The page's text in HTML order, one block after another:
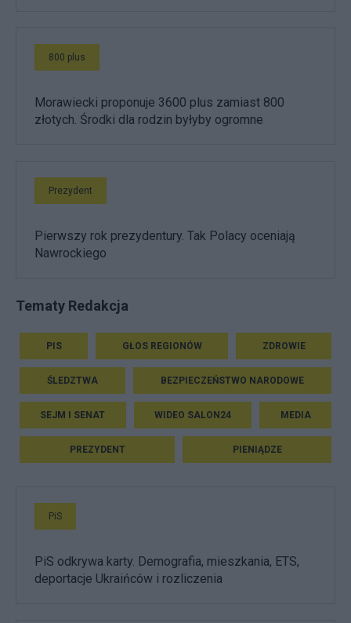
800 plus
Morawiecki proponuje 3600 plus zamiast 800
złotych. Środki dla rodzin byłyby ogromne
Prezydent
Pierwszy rok prezydentury. Tak Polacy oceniają
Nawrockiego
Tematy Redakcja
PIS GŁOS REGIONÓW ZDROWIE
ŚLEDZTWA BEZPIECZEŃSTWO NARODOWE
SEJM I SENAT WIDEO SALON24 MEDIA
PREZYDENT PIENIĄDZE
PiS
PiS odkrywa karty. Demografia, mieszkania, ETS,
deportacje Ukraińców i rozliczenia